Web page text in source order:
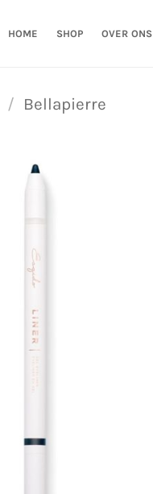
HOME SHOP OVER ONS
/ Bellapierre